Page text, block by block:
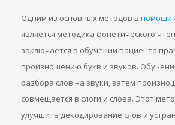
Одним из основных методов в помощи
является методика фонетического
заключается в обучении пациента
произношению букв и звуков.
разбора слов на звуки, затем
совмещается в слоги и слова. Этот
улучшить декодирование слов и